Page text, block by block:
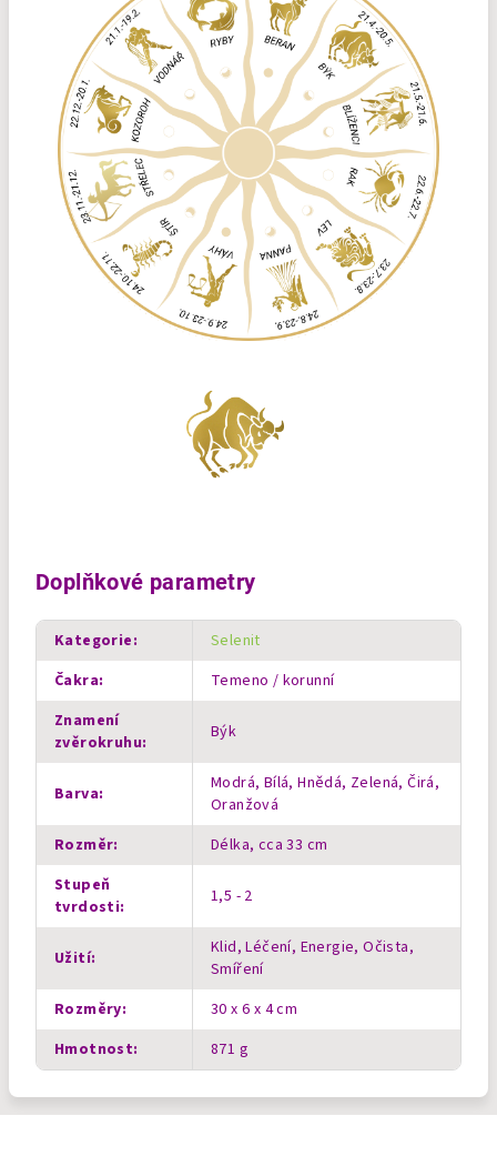
Doplňkové parametry
Kategorie:
Selenit
Čakra:
Temeno / korunní
Znamení
zvěrokruhu: Býk
Barva:
Modrá, Bílá, Hnědá, Zelená, Čirá,
Oranžová
Rozměr:
Délka, cca 33 cm
Stupeň
tvrdosti: 1,5 - 2
Užití:
Klid, Léčení, Energie, Očista,
Smíření
Rozměry:
30 x 6 x 4 cm
Hmotnost: 871 g